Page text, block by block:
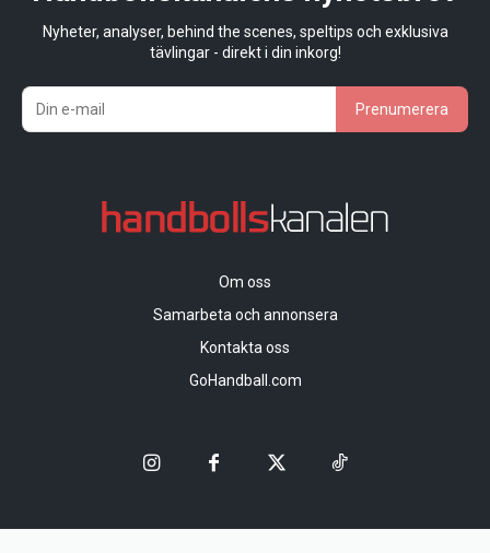
Nyheter, analyser, behind the scenes, speltips och exklusiva
tävlingar - direkt i din inkorg!
Prenumerera
Om oss
Samarbeta och annonsera
Kontakta oss
GoHandball.com